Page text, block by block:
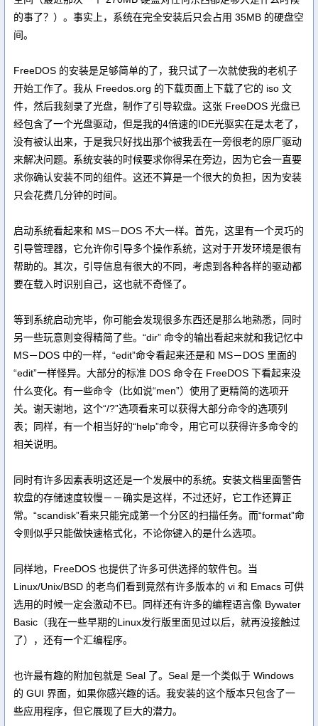
的事了？）。事实上，系统在完全安装后只会占用 35MB 的硬盘空
间。
FreeDOS 的安装是足够简单的了，我只试了一次就使我的老机子
开始工作了。我从 Freedos.org 的下载页面上下载了它的 iso 文
件，然后我刻录了光盘，制作了引导软盘。这张 FreeDOS 光盘已
经包含了一个光盘驱动，但是我的4倍速的IDE光驱实在是太老了，
没有被认出来，于是我只好找出那个被我丢在一旁很老的原厂驱动
来解决问题。系统安装的时候要求你得呆在旁边，因为它会一直要
求你确认安装不同的组件。这还不算是一个很大的负担，因为安装
只会花费几分钟的时间。
启动系统看起来和 MS－DOS 不大一样。首先，这里有一个灵巧的
引导管理器，它允许你引导多个操作系统，这对于开发环境是很有
帮助的。其次，引导信息有很大的不同，考虑到各种各样的驱动都
要在载入时识别自己，这也就不奇怪了。
等到系统启动完毕，你可能会发现很多东西还是那么地熟悉，同时
另一些玩意则变得精简了些。“dir” 命令的输出看起来就和我记忆中
MS－DOS 中的一样，“edit”命令看起来还是和 MS－DOS 里面的
“edit”一样怪异。大部分的标准 DOS 命令在 FreeDOS 下看起来没
什么变化。有一些命令（比如说“men”）使用了更精简的选项开
关。谢天谢地，这个“/?”选项看来可以获得大部分命令的选项列
表；同样，有一个相当好的“help”命令，用它可以获得许多命令的
相关说明。
同时有许多因素表明这还是一个发展中的系统。安装文档里面警告
软盘的存储速度较慢－－确实是这样，不过还好，它工作还算正
常。“scandisk”看来只能完成第一个分区的扫描任务。而“format”命
令则似乎只能做快速格式化，不论你键入的是什么选项。
同样地，FreeDOS 也提供了许多可供选择的软件包。当
Linux/Unix/BSD 的老鸟们看到竟然有许多版本的 vi 和 Emacs 可供
选用的时候一定会激动不已。同样还有许多的编程语言像 Bywater
Basic（我在一些早期的Linux发行版里面见过以后，就再没接触过
了），还有一个汇编程序。
也许最有趣的附加包就是 Seal 了。Seal 是一个类似于 Windows
的 GUI 界面，如果你感兴趣的话。我安装的这个版本只包含了一
些应用程序，但它展现了巨大的潜力。